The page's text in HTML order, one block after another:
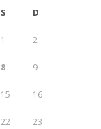
S D
1 2
8 9
15 16
22 23